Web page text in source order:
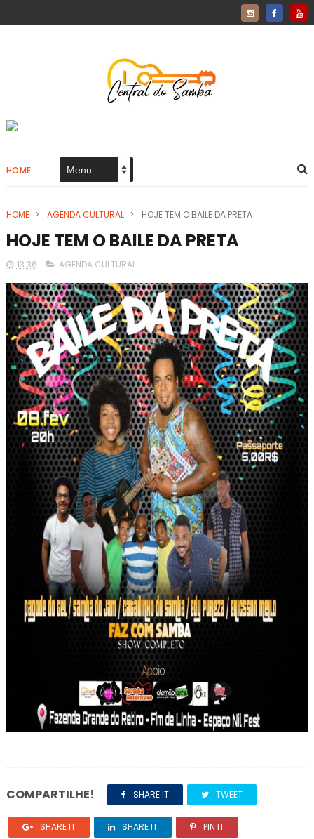
HOME
HOME > AGENDA CULTURAL > HOJE TEM O BAILE DA PRETA
HOJE TEM O BAILE DA PRETA
13:36 AGENDA CULTURAL
COMPARTILHE! SHARE IT TWEET
SHARE IT SHARE IT PIN IT